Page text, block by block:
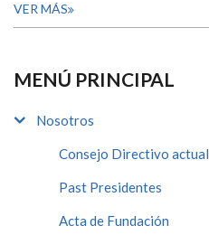
VER MÁS
MENÚ PRINCIPAL
Nosotros
Consejo Directivo actual
Past Presidentes
Acta de Fundación